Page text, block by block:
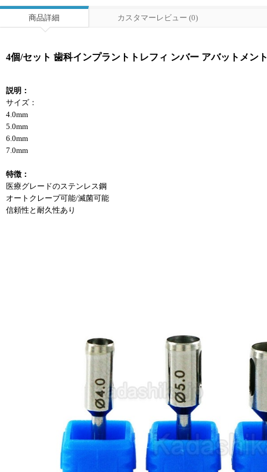
商品詳細 カスタマーレビュー (0)
4個/セット 歯科インプラントトレフィ ンバー アバットメン
説明：
サイズ：
4.0mm
5.0mm
6.0mm
7.0mm
特徴：
医療グレードのステンレス鋼
オートクレーブ可能/滅菌可能
信頼性と耐久性あり